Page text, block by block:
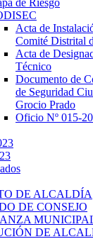
de Riesgo
Acta de
Comité Distrital
Acta de
Técnico
Documento de
de Seguridad
Grocio Prado
Oficio Nº 015-
DE ALCALDÍA
DE CONSEJO
DE